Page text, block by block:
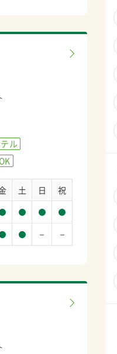
ル
土 日
祝
－ －